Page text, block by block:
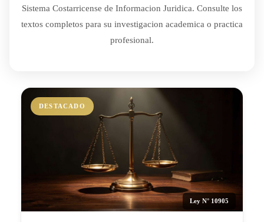
Sistema Costarricense de Informacion Juridica. Consulte los
textos completos para su investigacion academica o practica
profesional.
DESTACADO
Ley N° 10905